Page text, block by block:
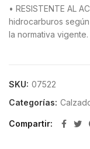
• RESISTENTE AL
hidrocarburos
la normativa vigente.
SKU: 07522
Categorías:
Compartir